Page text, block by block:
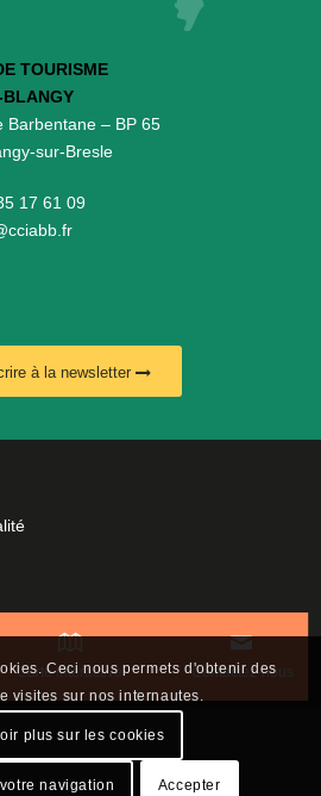
Carte interactive Contactez-nous
TOURISME
Barbentane – BP 65
sur-Bresle
17 61 09
à la newsletter
Ceci nous permets d'obtenir des
visites sur nos internautes.
plus sur les cookies
navigation Accepter